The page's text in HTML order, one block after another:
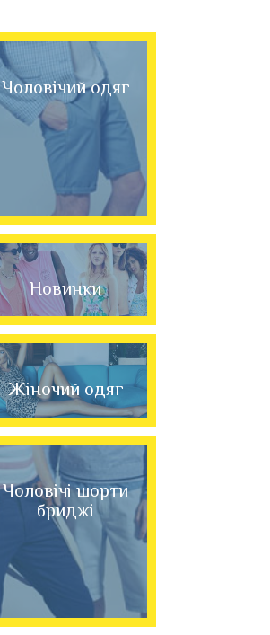
Чоловічий одяг
Новинки
Жіночий одяг
Чоловічі шорти
бриджі